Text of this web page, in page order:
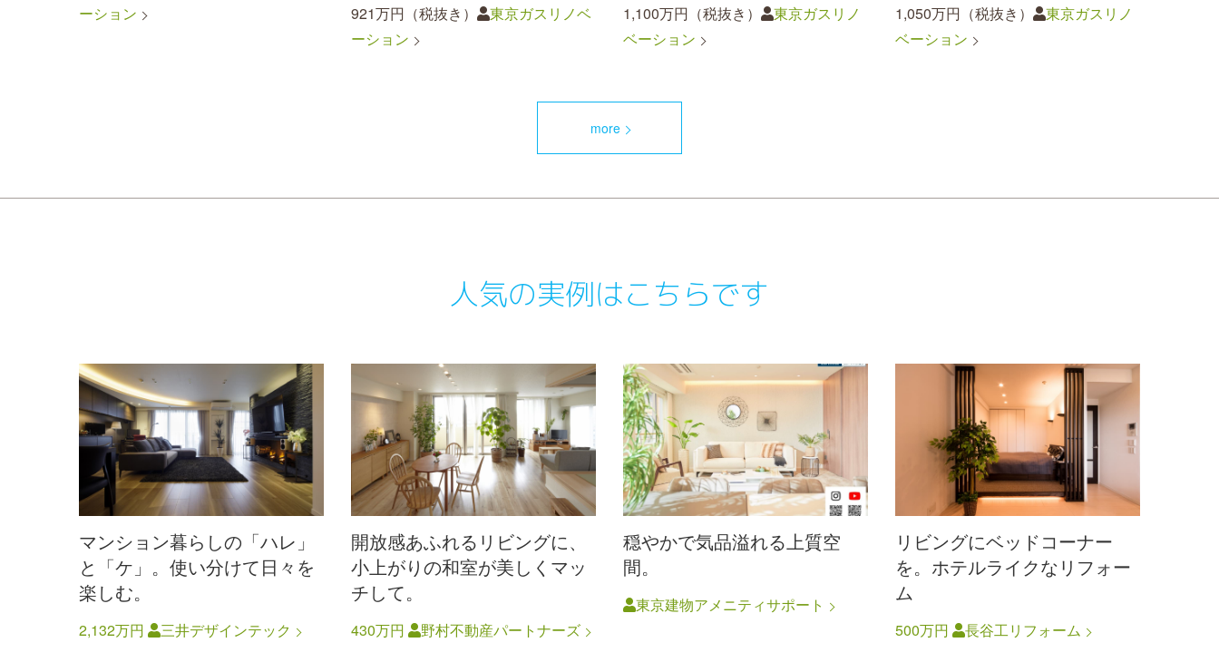
ーション
921万円（税抜き）
東京ガスリノベ
ーション
1,100万円（税抜き）
東京ガスリノ
ベーション
1,050万円（税抜き）
東京ガスリノ
ベーション
more
人気の実例はこちらです
マンション暮らしの「ハレ」
と「ケ」。使い分けて日々を
楽しむ。
2,132万円 三井デザインテック
開放感あふれるリビングに、
小上がりの和室が美しくマッ
チして。
430万円 野村不動産パートナーズ
穏やかで気品溢れる上質空
間。
東京建物アメニティサポート
リビングにベッドコーナー
を。ホテルライクなリフォー
ム
500万円 長谷工リフォーム